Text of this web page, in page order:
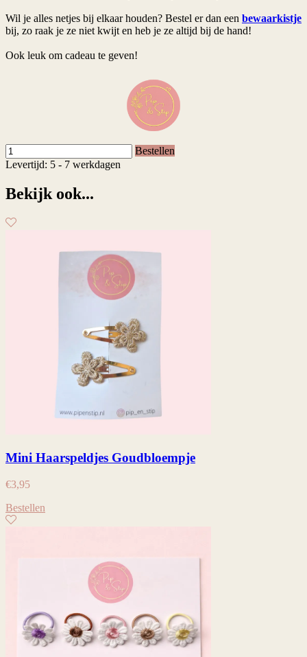
Wil je alles netjes bij elkaar houden? Bestel er dan een bewaarkistje
bij, zo raak je ze niet kwijt en heb je ze altijd bij de hand!
Ook leuk om cadeau te geven!
Bestellen
Levertijd: 5 - 7 werkdagen
Bekijk ook...
Mini Haarspeldjes Goudbloempje
€3,95
Bestellen